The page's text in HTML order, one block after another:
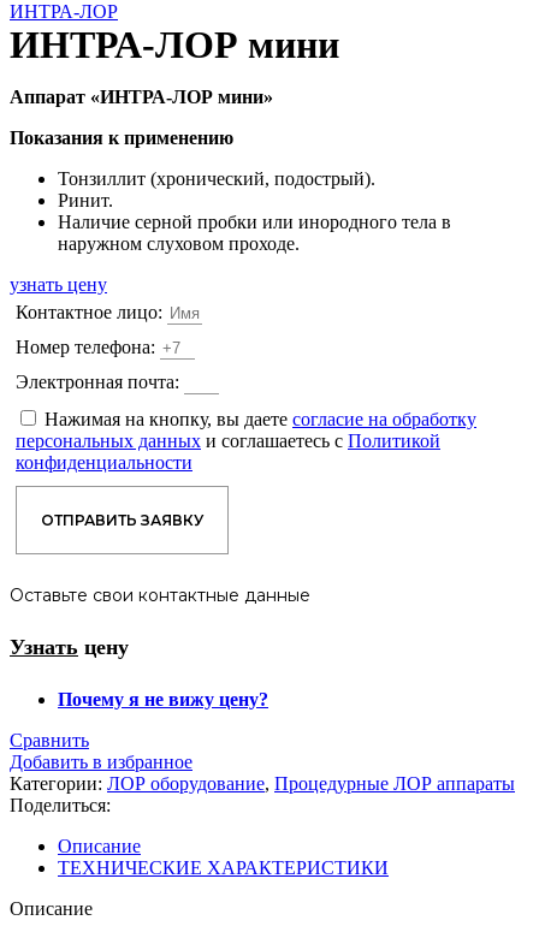
ИНТРА-ЛОР
ИНТРА-ЛОР мини
Аппарат «ИНТРА-ЛОР мини»
Показания к применению
Тонзиллит (хронический, подострый).
Ринит.
Наличие серной пробки или инородного тела в
наружном слуховом проходе.
узнать цену
Контактное лицо:
Номер телефона:
Электронная почта:
Нажимая на кнопку, вы даете согласие на обработку
персональных данных и соглашаетесь с Политикой
конфиденциальности
ОТПРАВИТЬ ЗАЯВКУ
Оставьте свои контактные данные
Узнать цену
Почему я не вижу цену?
Сравнить
Добавить в избранное
Категории: ЛОР оборудование, Процедурные ЛОР аппараты
Поделиться:
Описание
ТЕХНИЧЕСКИЕ ХАРАКТЕРИСТИКИ
Описание